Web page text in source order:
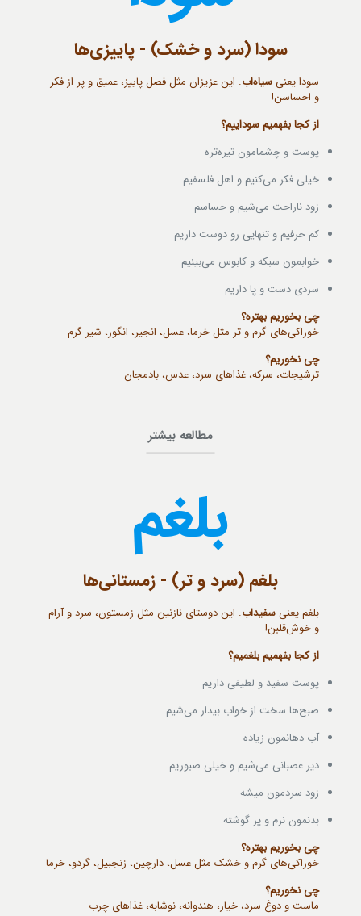
سودا (سرد و خشک) - پاییزی‌ها
سودا یعنیسیاه‌اب. این عزیزان مثل فصل پاییز، عمیق و پر از فکر
و احساسن!
از کجا بفهمیم سوداییم؟
پوست و چشمامون تیره‌تره
خیلی فکر می‌کنیم و اهل فلسفیم
زود ناراحت می‌شیم و حساسم
کم حرفیم و تنهایی رو دوست داریم
خوابمون سبکه و کابوس می‌بینیم
سردی دست و پا داریم
چی بخوریم بهتره؟
خوراکی‌های گرم و تر مثل خرما، عسل، انجیر، انگور، شیر گرم
چی نخوریم؟
ترشیجات، سرکه، غذاهای سرد، عدس، بادمجان
مطالعه بیشتر
بلغم
بلغم (سرد و تر) - زمستانی‌ها
بلغم یعنیسفیداب. این دوستای نازنین مثل زمستون، سرد و آرام
و خوش‌قلبن!
از کجا بفهمیم بلغمیم؟
پوست سفید و لطیفی داریم
صبح‌ها سخت از خواب بیدار می‌شیم
آب دهانمون زیاده
دیر عصبانی می‌شیم و خیلی صبوریم
زود سردمون میشه
بدنمون نرم و پر گوشته
چی بخوریم بهتره؟
خوراکی‌های گرم و خشک مثل عسل، دارچین، زنجبیل، گردو، خرما
چی نخوریم؟
ماست و دوغ سرد، خیار، هندوانه، نوشابه، غذاهای چرب